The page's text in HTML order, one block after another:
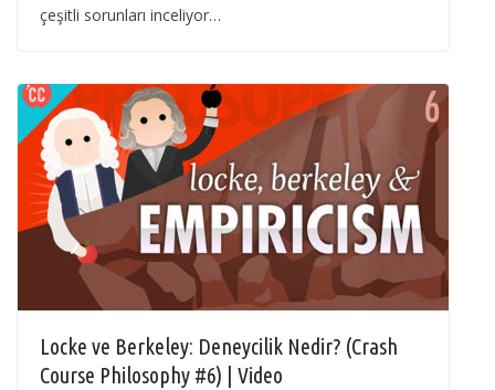
çeşitli sorunları inceliyor…
Locke ve Berkeley: Deneycilik Nedir? (Crash
Course Philosophy #6) | Video